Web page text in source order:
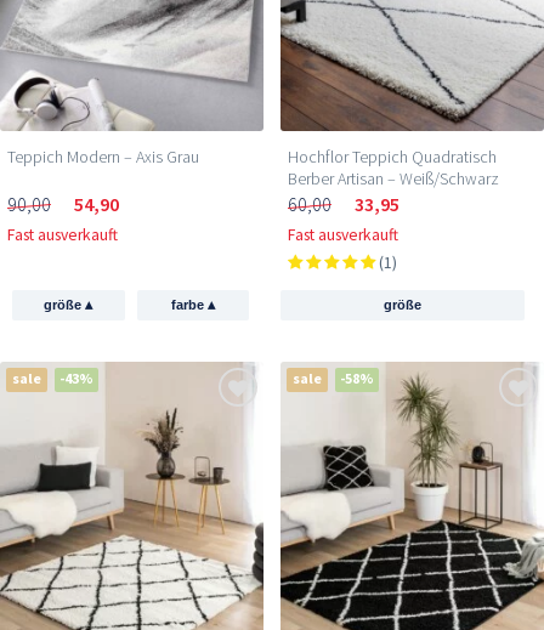
Teppich Modern – Axis Grau
90,00 54,90
Fast ausverkauft
größe▴ farbe ▴
Hochflor Teppich Quadratisch
Berber Artisan – Weiß/Schwarz
60,00 33,95
Fast ausverkauft
(1)
größe
sale -43% sale -58%